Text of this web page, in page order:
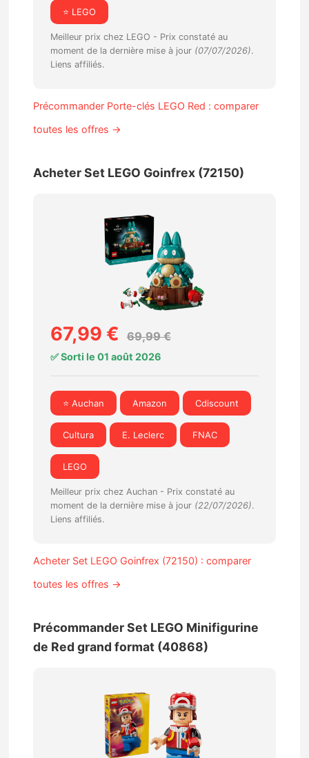
⭐ LEGO
Meilleur prix chez LEGO - Prix constaté au
moment de la dernière mise à jour (07/07/2026).
Liens affiliés.
Précommander Porte-clés LEGO Red : comparer
toutes les offres →
Acheter Set LEGO Goinfrex (72150)
67,99 € 69,99 €
✅ Sorti le 01 août 2026
⭐ Auchan Amazon Cdiscount
Cultura E. Leclerc FNAC
LEGO
Meilleur prix chez Auchan - Prix constaté au
moment de la dernière mise à jour (22/07/2026).
Liens affiliés.
Acheter Set LEGO Goinfrex (72150) : comparer
toutes les offres →
Précommander Set LEGO Minifigurine
de Red grand format (40868)